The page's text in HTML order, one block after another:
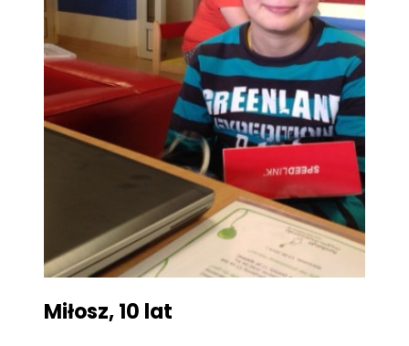
Miłosz, 10 lat